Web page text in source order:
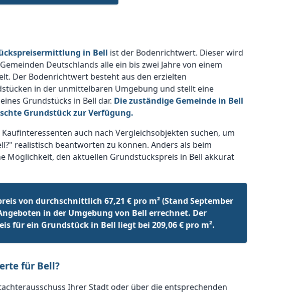
in Bell ist der Bodenrichtwert. Dieser wird
Deutschlands alle ein bis zwei Jahre von einem
Der Bodenrichtwert besteht aus den erzielten
in der unmittelbaren Umgebung und stellt eine
Grundstücks in Bell dar. Die zuständige Gemeinde in Bell
Grundstück zur Verfügung.
auch nach Vergleichsobjekten suchen, um
realistisch beantworten zu können. Anders als beim
Möglichkeit, den aktuellen Grundstückspreis in Bell akkurat
von durchschnittlich 67,21 € pro m² (Stand September
in der Umgebung von Bell errechnet. Der
für ein Grundstück in Bell liegt bei 209,06 € pro m².
für Bell?
Ihrer Stadt oder über die entsprechenden